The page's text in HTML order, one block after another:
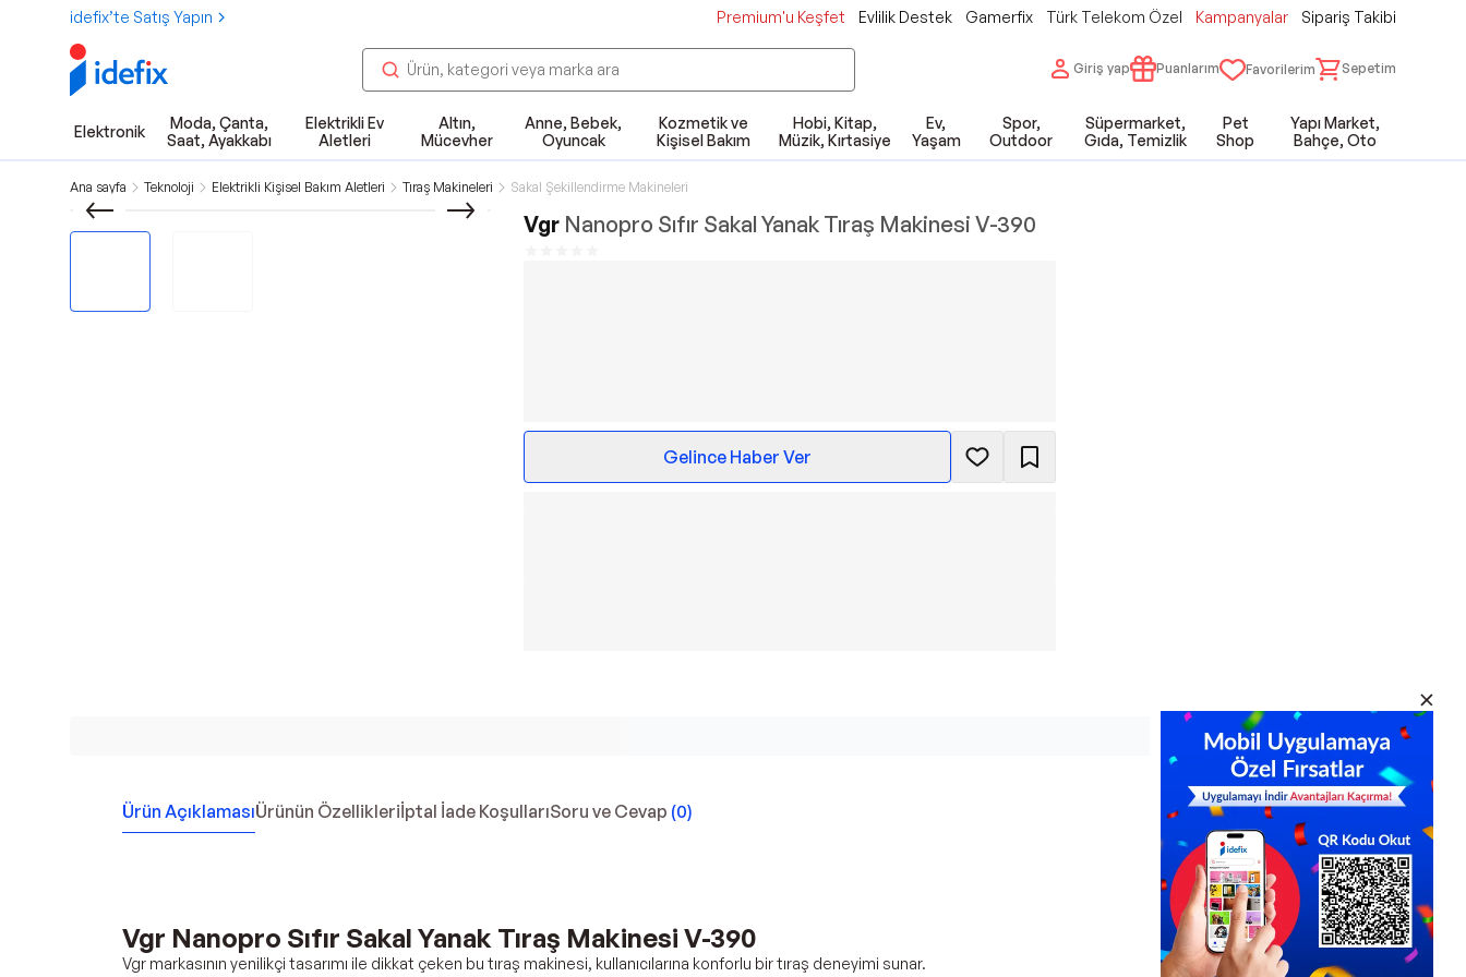
idefix’te Satış Yapın Premium'u Keşfet Evlilik Destek Gamerfix Türk Telekom Özel Kampanyalar Sipariş Takibi
Giriş yap Puanlarım Favorilerim Sepetim
Elektronik
Moda, Çanta,
Saat, Ayakkabı
Elektrikli Ev
Aletleri
Altın,
Mücevher
Anne, Bebek,
Oyuncak
Kozmetik ve
Kişisel Bakım
Hobi, Kitap,
Müzik, Kırtasiye
Ev,
Yaşam
Spor,
Outdoor
Süpermarket,
Gıda, Temizlik
Pet
Shop
Yapı Market,
Bahçe, Oto
Ana sayfa Teknoloji Elektrikli Kişisel Bakım Aletleri Tıraş Makineleri Sakal Şekillendirme Makineleri
Vgr Nanopro Sıfır Sakal Yanak Tıraş Makinesi V-390
Gelince Haber Ver
Ürün AçıklamasıÜrünün Özellikleriİptal İade KoşullarıSoru ve Cevap (0)
Vgr Nanopro Sıfır Sakal Yanak Tıraş Makinesi V-390
Vgr markasının yenilikçi tasarımı ile dikkat çeken bu tıraş makinesi, kullanıcılarına konforlu bir tıraş deneyimi sunar.